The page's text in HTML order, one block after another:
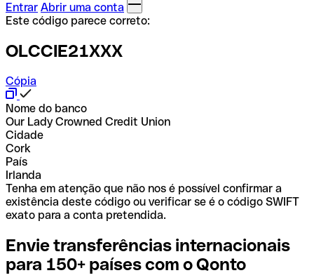
Entrar Abrir uma conta
Este código parece correto:
OLCCIE21XXX
Cópia
Nome do banco
Our Lady Crowned Credit Union
Cidade
Cork
País
Irlanda
Tenha em atenção que não nos é possível confirmar a
existência deste código ou verificar se é o código SWIFT
exato para a conta pretendida.
Envie transferências internacionais
para 150+ países com o Qonto